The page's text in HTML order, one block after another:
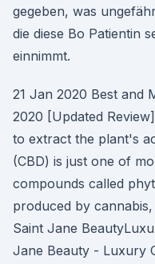
gegeben, was
die diese Bo Patientin
einnimmt.
21 Jan 2020 Best and
2020 [Updated
to extract the plant's
(CBD) is just one of
compounds called
produced by
Saint Jane
Jane Beauty - Luxury